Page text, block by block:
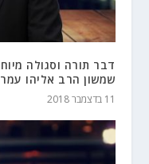
דבר תורה וסגולה
שמשון הרב אליהו עמר
11 בדצמבר 2018